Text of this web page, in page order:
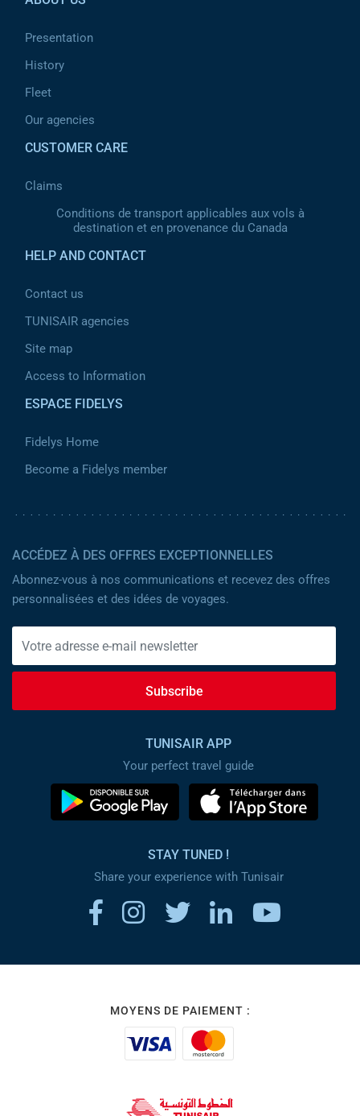
Presentation
History
Fleet
Our agencies
CUSTOMER CARE
Claims
Conditions de transport applicables aux vols à
destination et en provenance du Canada
HELP AND CONTACT
Contact us
TUNISAIR agencies
Site map
Access to Information
ESPACE FIDELYS
Fidelys Home
Become a Fidelys member
ACCÉDEZ À DES OFFRES EXCEPTIONNELLES
Abonnez-vous à nos communications et recevez des offres
personnalisées et des idées de voyages.
Subscribe
TUNISAIR APP
Your perfect travel guide
STAY TUNED !
Share your experience with Tunisair
MOYENS DE PAIEMENT :